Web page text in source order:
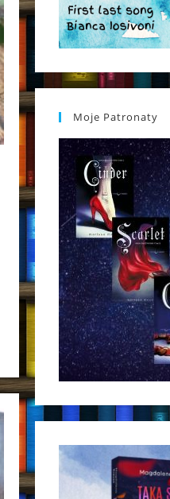
Moje Patronaty